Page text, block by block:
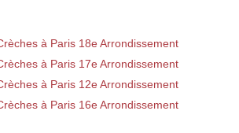
à Paris 18e Arrondissement
à Paris 17e Arrondissement
à Paris 12e Arrondissement
à Paris 16e Arrondissement